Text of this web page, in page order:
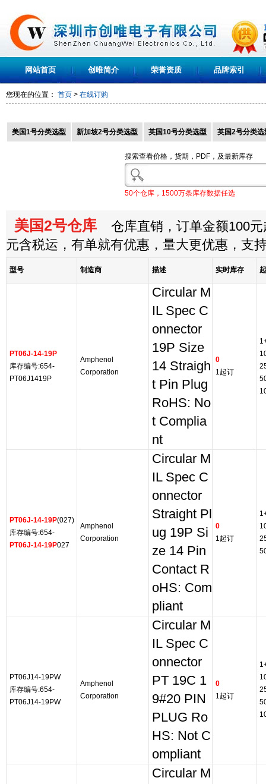
网站首页 创唯简介 荣誉资质 品牌索引
您现在的位置： 首页 > 在线订购
美国1号分类选型 新加坡2号分类选型 英国10号分类选型 英国2号分类选
搜索查看价格，货期，PDF，及最新库存
50个仓库，1500万条库存数据任选
美国2号仓库 仓库直销，订单金额100元
元含税运，有单就有优惠，量大更优惠，支
型号 制造商 描述 实时库存
PT06J-14-19P
库存编号:654-
PT06J1419P
Amphenol
Corporation
Circular M
IL Spec C
onnector
19P Size
14 Straigh
t Pin Plug
RoHS: No
t Complia
nt
0
1起订
PT06J-14-19P(027)
库存编号:654-
PT06J-14-19P027
Amphenol
Corporation
Circular M
IL Spec C
onnector
Straight Pl
ug 19P Si
ze 14 Pin
Contact R
oHS: Com
pliant
0
1起订
PT06J14-19PW
库存编号:654-
PT06J14-19PW
Amphenol
Corporation
Circular M
IL Spec C
onnector
PT 19C 1
9#20 PIN
PLUG Ro
HS: Not C
ompliant
0
1起订
Circular M